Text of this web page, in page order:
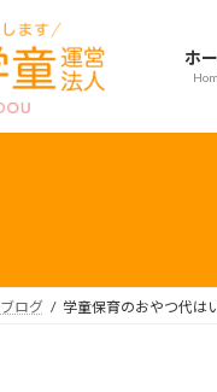
ホ
ブログ 学童保育のおやつ代は